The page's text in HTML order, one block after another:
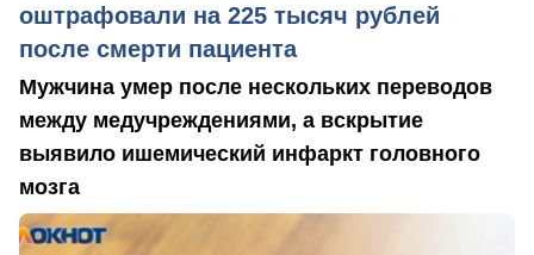
оштрафовали на 225 тысяч рублей
после смерти пациента
Мужчина умер после нескольких переводов
между медучреждениями, а вскрытие
выявило ишемический инфаркт головного
мозга